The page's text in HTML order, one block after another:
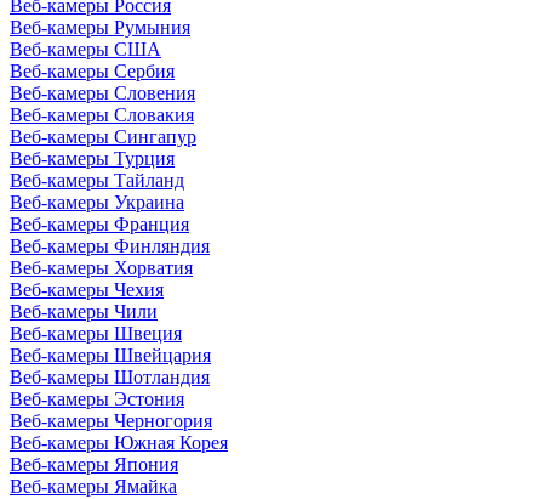
Веб-камеры Россия
Веб-камеры Румыния
Веб-камеры США
Веб-камеры Сербия
Веб-камеры Словения
Веб-камеры Словакия
Веб-камеры Сингапур
Веб-камеры Турция
Веб-камеры Тайланд
Веб-камеры Украина
Веб-камеры Франция
Веб-камеры Финляндия
Веб-камеры Хорватия
Веб-камеры Чехия
Веб-камеры Чили
Веб-камеры Швеция
Веб-камеры Швейцария
Веб-камеры Шотландия
Веб-камеры Эстония
Веб-камеры Черногория
Веб-камеры Южная Корея
Веб-камеры Япония
Веб-камеры Ямайка